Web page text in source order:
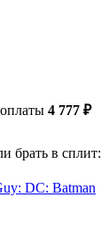
4 777 ₽
брать в сплит:
DC: Batman